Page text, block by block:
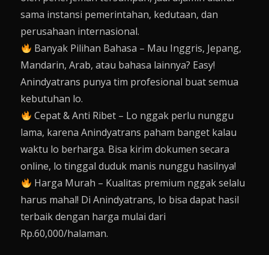
sama instansi pemerintahan, kedutaan, dan
perusahaan internasional.
Banyak Pilihan Bahasa – Mau Inggris, Jepang,
Mandarin, Arab, atau bahasa lainnya? Easy!
Anindyatrans punya tim profesional buat semua
kebutuhan lo.
Cepat & Anti Ribet – Lo nggak perlu nunggu
lama, karena Anindyatrans paham banget kalau
waktu lo berharga. Bisa kirim dokumen secara
online, lo tinggal duduk manis nunggu hasilnya!
Harga Murah – Kualitas premium nggak selalu
harus mahal! Di Anindyatrans, lo bisa dapat hasil
terbaik dengan harga mulai dari
Rp.60,000/halaman.